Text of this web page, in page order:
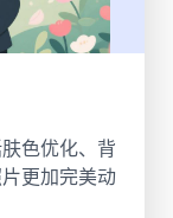
色优化、背
更加完美动